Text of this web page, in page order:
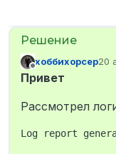
Не в сети
хоббихорсер20
Привет
Рассмотрел
Log report